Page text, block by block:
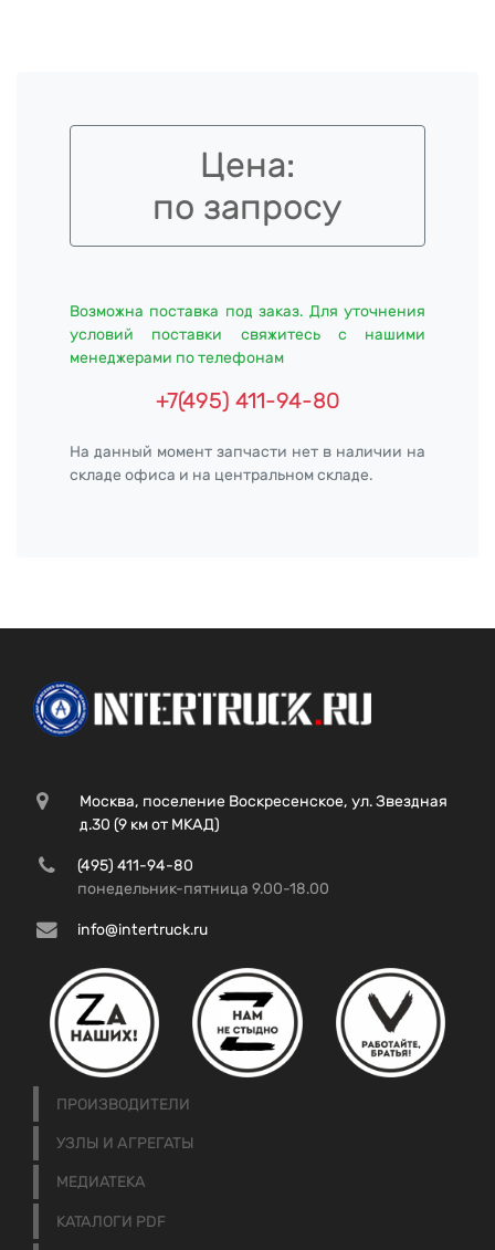
Цена:
по запросу
Возможна поставка под заказ. Для уточнения
условий поставки свяжитесь с нашими
менеджерами по телефонам
+7(495) 411-94-80
На данный момент запчасти нет в наличии на
складе офиса и на центральном складе.
Москва, поселение Воскресенское, ул. Звездная
д.30 (9 км от МКАД)
(495) 411-94-80
понедельник-пятница 9.00-18.00
info@intertruck.ru
ПРОИЗВОДИТЕЛИ
УЗЛЫ И АГРЕГАТЫ
МЕДИАТЕКА
КАТАЛОГИ PDF